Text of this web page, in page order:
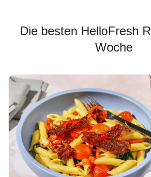
Die besten HelloFresh
Woche